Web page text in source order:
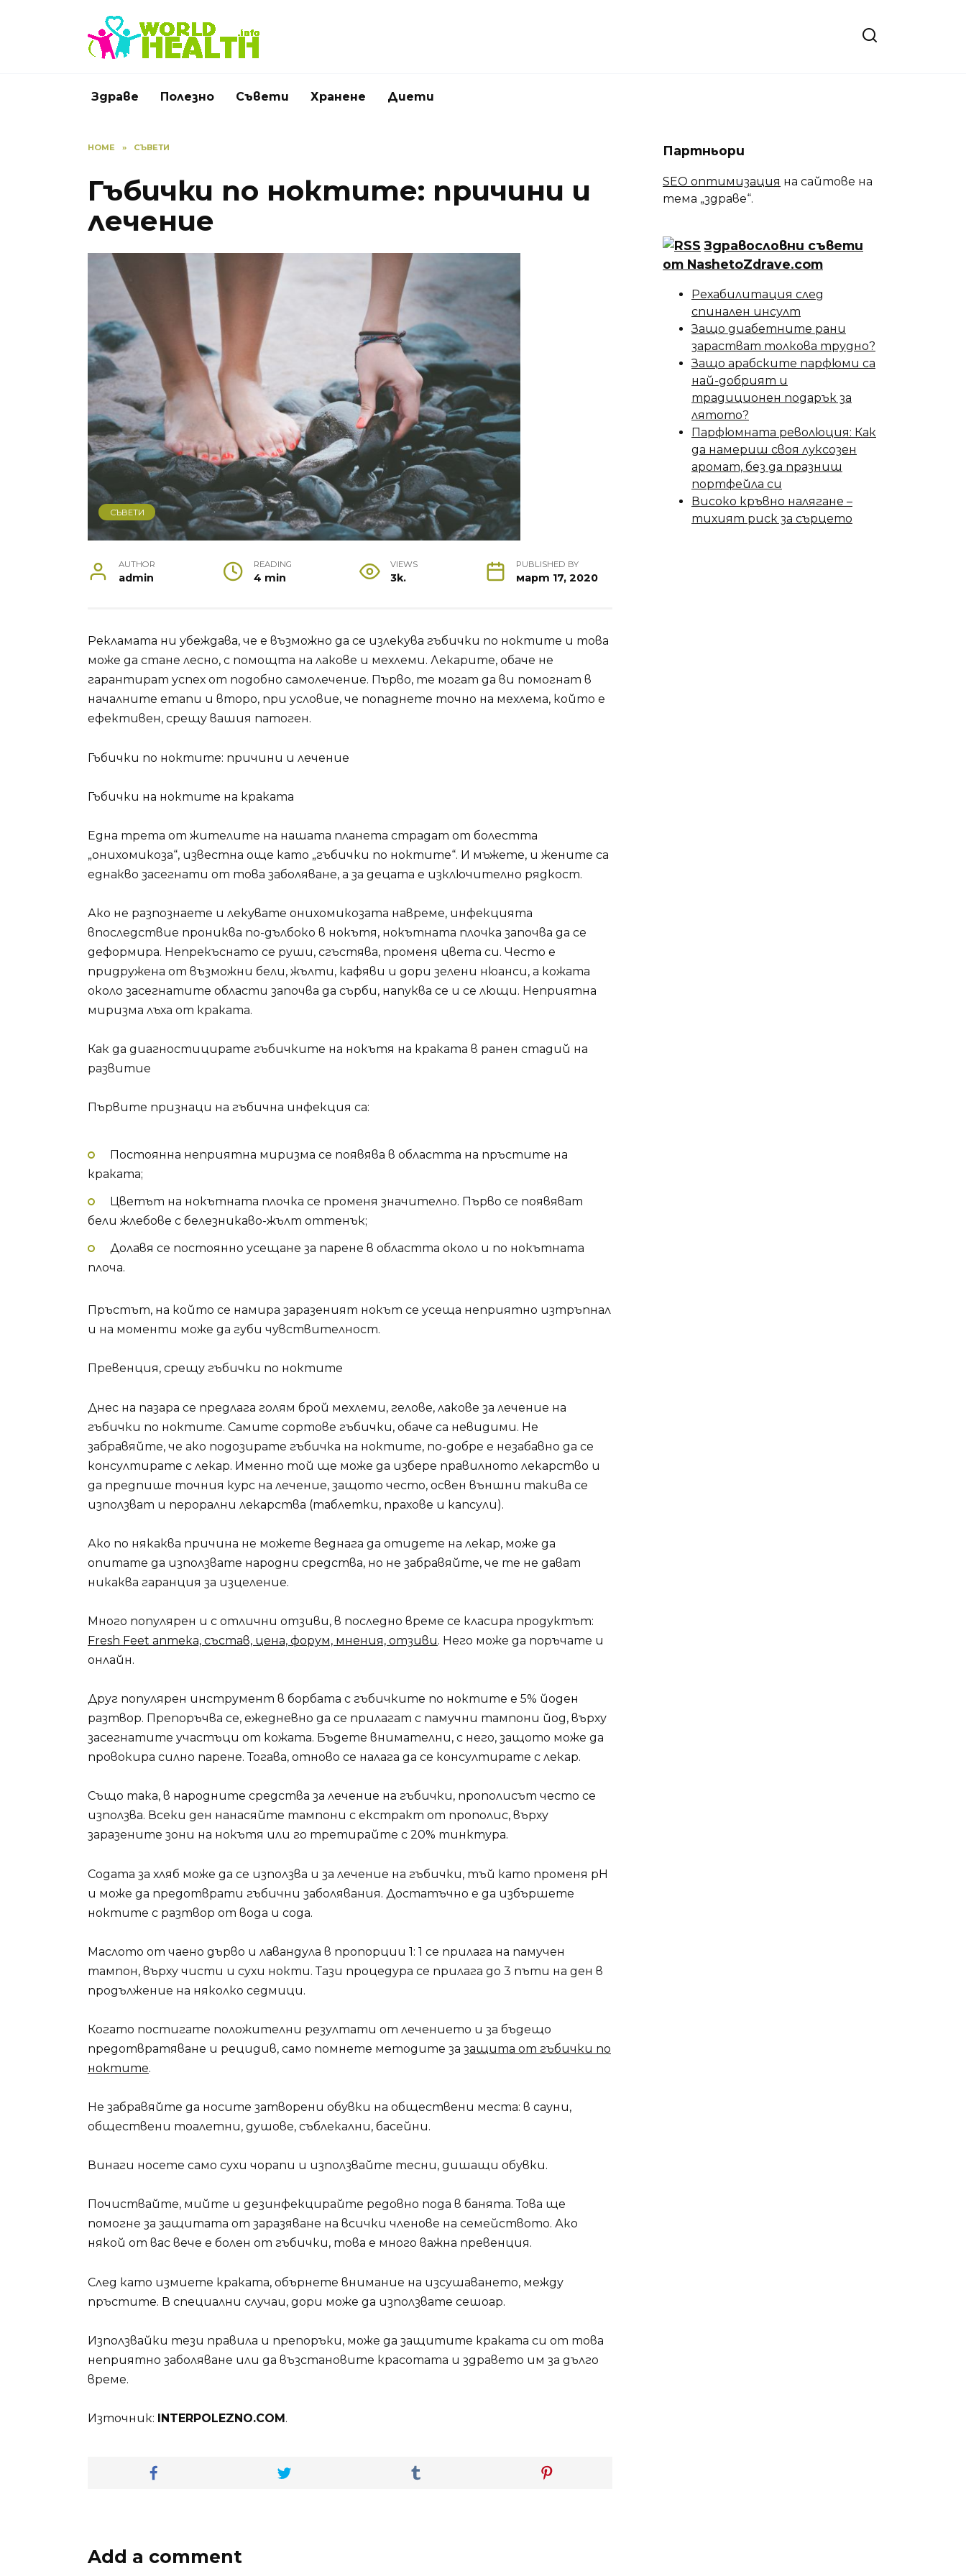
Здраве Полезно Съвети Хранене Диети
HOME » СЪВЕТИ
Гъбички по ноктите: причини и
лечение
СЪВЕТИ
AUTHOR
admin
READING
4 min
VIEWS
3k.
PUBLISHED BY
март 17, 2020
Рекламата ни убеждава, че е възможно да се излекува гъбички по ноктите и това
може да стане лесно, с помощта на лакове и мехлеми. Лекарите, обаче не
гарантират успех от подобно самолечение. Първо, те могат да ви помогнат в
началните етапи и второ, при условие, че попаднете точно на мехлема, който е
ефективен, срещу вашия патоген.
Гъбички по ноктите: причини и лечение
Гъбички на ноктите на краката
Една трета от жителите на нашата планета страдат от болестта
„онихомикоза“, известна още като „гъбички по ноктите“. И мъжете, и жените са
еднакво засегнати от това заболяване, а за децата е изключително рядкост.
Ако не разпознаете и лекувате онихомикозата навреме, инфекцията
впоследствие прониква по-дълбоко в нокътя, нокътната плочка започва да се
деформира. Непрекъснато се руши, сгъстява, променя цвета си. Често е
придружена от възможни бели, жълти, кафяви и дори зелени нюанси, а кожата
около засегнатите области започва да сърби, напуква се и се лющи. Неприятна
миризма лъха от краката.
Как да диагностицирате гъбичките на нокътя на краката в ранен стадий на
развитие
Първите признаци на гъбична инфекция са:
Постоянна неприятна миризма се появява в областта на пръстите на
краката;
Цветът на нокътната плочка се променя значително. Първо се появяват
бели жлебове с белезникаво-жълт оттенък;
Долавя се постоянно усещане за парене в областта около и по нокътната
плоча.
Пръстът, на който се намира заразеният нокът се усеща неприятно изтръпнал
и на моменти може да губи чувствителност.
Превенция, срещу гъбички по ноктите
Днес на пазара се предлага голям брой мехлеми, гелове, лакове за лечение на
гъбички по ноктите. Самите сортове гъбички, обаче са невидими. Не
забравяйте, че ако подозирате гъбичка на ноктите, по-добре е незабавно да се
консултирате с лекар. Именно той ще може да избере правилното лекарство и
да предпише точния курс на лечение, защото често, освен външни такива се
използват и перорални лекарства (таблетки, прахове и капсули).
Ако по някаква причина не можете веднага да отидете на лекар, може да
опитате да използвате народни средства, но не забравяйте, че те не дават
никаква гаранция за изцеление.
Много популярен и с отлични отзиви, в последно време се класира продуктът:
Fresh Feet аптека, състав, цена, форум, мнения, отзиви. Него може да поръчате и
онлайн.
Друг популярен инструмент в борбата с гъбичките по ноктите е 5% йоден
разтвор. Препоръчва се, ежедневно да се прилагат с памучни тампони йод, върху
засегнатите участъци от кожата. Бъдете внимателни, с него, защото може да
провокира силно парене. Тогава, отново се налага да се консултирате с лекар.
Също така, в народните средства за лечение на гъбички, прополисът често се
използва. Всеки ден нанасяйте тампони с екстракт от прополис, върху
заразените зони на нокътя или го третирайте с 20% тинктура.
Содата за хляб може да се използва и за лечение на гъбички, тъй като променя pH
и може да предотврати гъбични заболявания. Достатъчно е да избършете
ноктите с разтвор от вода и сода.
Маслото от чаено дърво и лавандула в пропорции 1: 1 се прилага на памучен
тампон, върху чисти и сухи нокти. Тази процедура се прилага до 3 пъти на ден в
продължение на няколко седмици.
Когато постигате положителни резултати от лечението и за бъдещо
предотвратяване и рецидив, само помнете методите за защита от гъбички по
ноктите.
Не забравяйте да носите затворени обувки на обществени места: в сауни,
обществени тоалетни, душове, съблекални, басейни.
Винаги носете само сухи чорапи и използвайте тесни, дишащи обувки.
Почиствайте, мийте и дезинфекцирайте редовно пода в банята. Това ще
помогне за защитата от заразяване на всички членове на семейството. Ако
някой от вас вече е болен от гъбички, това е много важна превенция.
След като измиете краката, обърнете внимание на изсушаването, между
пръстите. В специални случаи, дори може да използвате сешоар.
Използвайки тези правила и препоръки, може да защитите краката си от това
неприятно заболяване или да възстановите красотата и здравето им за дълго
време.
Източник: INTERPOLEZNO.COM.
Add a comment
Партньори
SEO оптимизация на сайтове на
тема „здраве“.
Здравословни съвети
от NashetoZdrave.com
Рехабилитация след
спинален инсулт
Защо диабетните рани
зарастват толкова трудно?
Защо арабските парфюми са
най-добрият и
традиционен подарък за
лятото?
Парфюмната революция: Как
да намериш своя луксозен
аромат, без да празниш
портфейла си
Високо кръвно налягане –
тихият риск за сърцето